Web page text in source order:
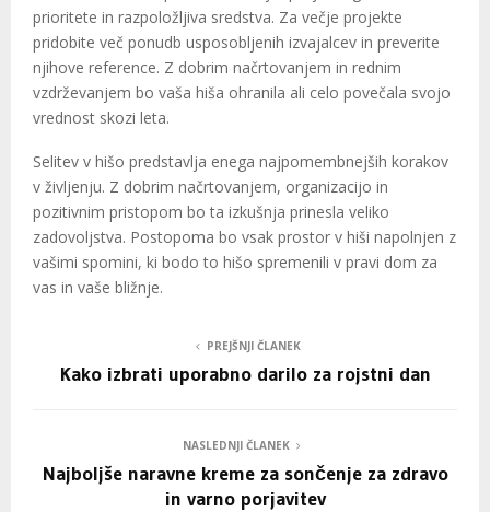
prioritete in razpoložljiva sredstva. Za večje projekte
pridobite več ponudb usposobljenih izvajalcev in preverite
njihove reference. Z dobrim načrtovanjem in rednim
vzdrževanjem bo vaša hiša ohranila ali celo povečala svojo
vrednost skozi leta.
Selitev v hišo predstavlja enega najpomembnejših korakov
v življenju. Z dobrim načrtovanjem, organizacijo in
pozitivnim pristopom bo ta izkušnja prinesla veliko
zadovoljstva. Postopoma bo vsak prostor v hiši napolnjen z
vašimi spomini, ki bodo to hišo spremenili v pravi dom za
vas in vaše bližnje.
PREJŠNJI ČLANEK
Kako izbrati uporabno darilo za rojstni dan
NASLEDNJI ČLANEK
Najboljše naravne kreme za sončenje za zdravo
in varno porjavitev